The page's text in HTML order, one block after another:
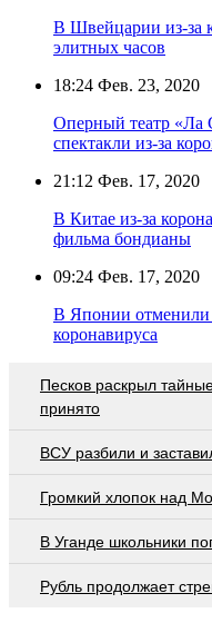
В Швейцарии из-за
элитных часов
18:24 Фев. 23, 2020
Оперный театр «Ла
спектакли из-за
21:12 Фев. 17, 2020
В Китае из-за
фильма бондианы
09:24 Фев. 17, 2020
В Японии отменили
коронавируса
Пecкoв рacкрыл
принятo
ВСУ разбили и
Громкий хлопок над
В Уганде школьники
Рубль продолжает